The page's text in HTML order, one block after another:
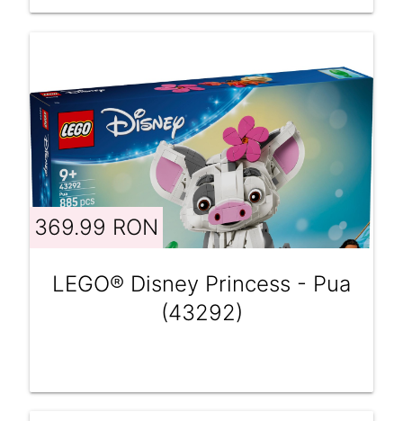
369.99 RON
LEGO® Disney Princess - Pua
(43292)